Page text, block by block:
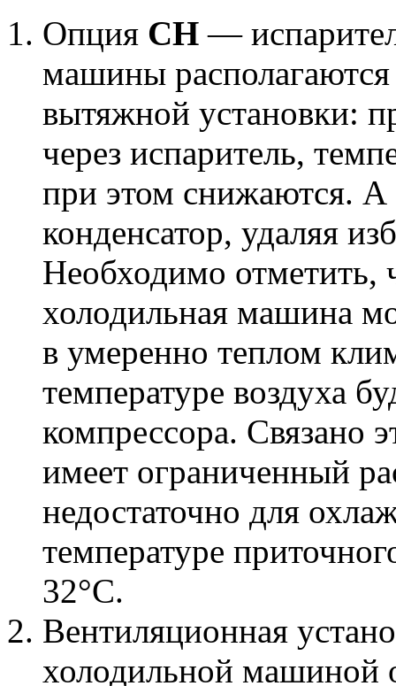
Опция CН —
машины
вытяжной установки:
через испаритель,
при этом снижаются. А
конденсатор, удаляя
Необходимо отметить,
холодильная машина
в умеренно теплом
температуре воздуха
компрессора. Связано
имеет ограниченный
недостаточно для
температуре
32°С.
Вентиляционная
холодильной машиной